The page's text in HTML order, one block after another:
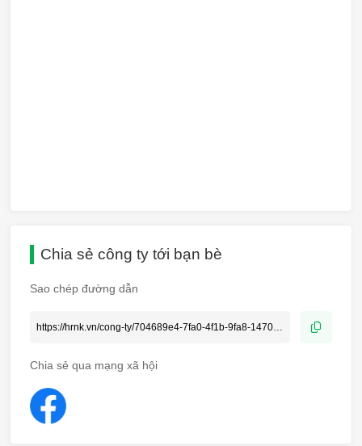
Chia sẻ công ty tới bạn bè
Sao chép đường dẫn
Chia sẻ qua mạng xã hội